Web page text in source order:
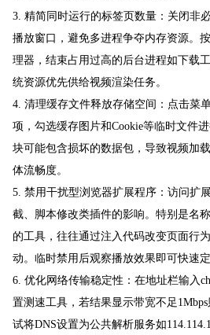
3. 精简同时运行的标签页数量：关闭非
播放窗口，避免多进程争夺内存资源。
理器，结束占用过高的后台进程如下载
统资源优先供给视频渲染任务。
4. 清理缓存文件释放存储空间：点击菜
项，勾选缓存图片和Cookie等临时文件
块可能包含损坏的数据包，导致视频加
体流畅度。
5. 禁用干扰型浏览器扩展程序：访问扩
截、脚本修改类插件的影响。特别是名
的工具，往往通过注入代码改变页面行
动。临时禁用后观察播放效果即可快速定
6. 优化网络传输稳定性：在地址栏输入
置测速工具，若结果显示带宽不足
试将DNS设置为公共解析服务如